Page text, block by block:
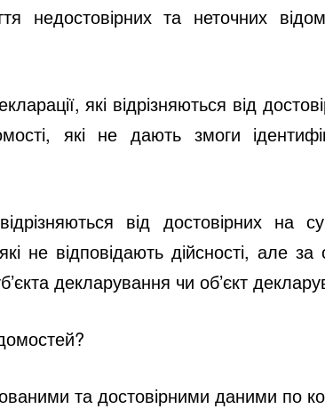
недостовірних та неточних
які відрізняються від
які не дають змоги
відрізняються від достовірних
не відповідають дійсності, але
декларування чи об’єкт
та достовірними даними по